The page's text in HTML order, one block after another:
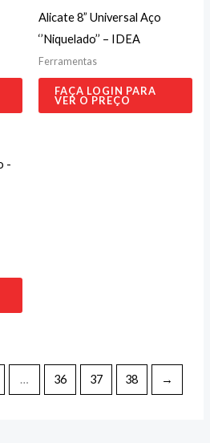
Alicate 8” Universal Aço
‘’Niquelado’’ – IDEA
Ferramentas
FAÇA LOGIN PARA
VER O PREÇO
… 36 37 38 →